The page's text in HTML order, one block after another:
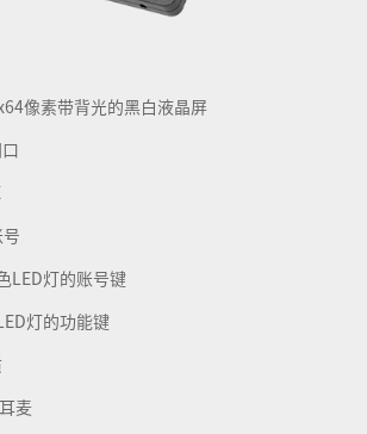
像素带背光的黑白液晶屏
号
LED灯的账号键
灯的功能键
麦